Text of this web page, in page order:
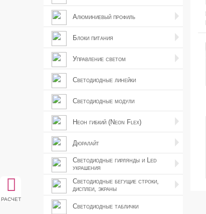
Алюминиевый профиль
Блоки питания
Управление светом
Светодиодные линейки
Светодиодные модули
Неон гибкий (Neon Flex)
Дюралайт
Светодиодные гирлянды и Led
украшения
Светодиодные бегущие строки,
дисплеи, экраны
Светодиодные таблички
расчет